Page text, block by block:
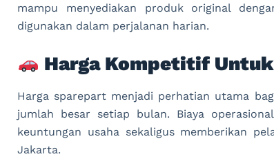
mampu menyediakan produk original
digunakan dalam perjalanan harian.
Harga Kompetitif
Harga sparepart menjadi perhatian utama
jumlah besar setiap bulan. Biaya
keuntungan usaha sekaligus memberikan
Jakarta.